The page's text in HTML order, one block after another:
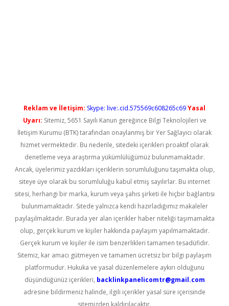
Reklam ve İletişim: Skype: live:.cid.575569c608265c69Yasal
Uyarı: Sitemiz, 5651 Sayılı Kanun gereğince Bilgi Teknolojileri ve
İletişim Kurumu (BTK) tarafından onaylanmış bir Yer Sağlayıcı olarak
hizmet vermektedir. Bu nedenle, sitedeki içerikleri proaktif olarak
denetleme veya araştırma yükümlülüğümüz bulunmamaktadır.
Ancak, üyelerimiz yazdıkları içeriklerin sorumluluğunu taşımakta olup,
siteye üye olarak bu sorumluluğu kabul etmiş sayılırlar. Bu internet
sitesi, herhangi bir marka, kurum veya şahıs şirketi ile hiçbir bağlantısı
bulunmamaktadır. Sitede yalnızca kendi hazırladığımız makaleler
paylaşılmaktadır. Burada yer alan içerikler haber niteliği taşımamakta
olup, gerçek kurum ve kişiler hakkında paylaşım yapılmamaktadır.
Gerçek kurum ve kişiler ile isim benzerlikleri tamamen tesadüfidir.
Sitemiz, kar amacı gütmeyen ve tamamen ücretsiz bir bilgi paylaşım
platformudur. Hukuka ve yasal düzenlemelere aykırı olduğunu
düşündüğünüz içerikleri, backlinkpanelicomtr@gmail.com
adresine bildirmeniz halinde, ilgili içerikler yasal süre içerisinde
sitemizden kaldırılacaktır.